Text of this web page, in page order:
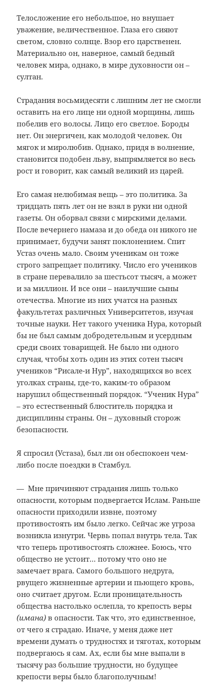
Телосложение его небольшое, но внушает
уважение, величественное. Глаза его сияют
светом, словно солнце. Взор его царственен.
Материально он, наверное, самый бедный
человек мира, однако, в мире духовности он –
султан.
Страдания восьмидесяти с лишним лет не смогли
оставить на его лице ни одной морщины, лишь
побелив его волосы. Лицо его светлое. Бороды
нет. Он энергичен, как молодой человек. Он
мягок и миролюбив. Однако, придя в волнение,
становится подобен льву, выпрямляется во весь
рост и говорит, как самый великий из царей.
Его самая нелюбимая вещь – это политика. За
тридцать пять лет он не взял в руки ни одной
газеты. Он оборвал связи с мирскими делами.
После вечернего намаза и до обеда он никого не
принимает, будучи занят поклонением. Спит
Устаз очень мало. Своим ученикам он тоже
строго запрещает политику. Число его учеников
в стране перевалило за шестьсот тысяч, а может
и за миллион. И все они – наилучшие сыны
отечества. Многие из них учатся на разных
факультетах различных Университетов, изучая
точные науки. Нет такого ученика Нура, который
бы не был самым добродетельным и усердным
среди своих товарищей. Не было ни одного
случая, чтобы хоть один из этих сотен тысяч
учеников “Рисале-и Нур”, находящихся во всех
уголках страны, где-то, каким-то образом
нарушил общественный порядок. “Ученик Нура”
– это естественный блюститель порядка и
дисциплины страны. Он – духовный сторож
безопасности.
Я спросил (Устаза), был ли он обеспокоен чем-
либо после поездки в Стамбул.
— Мне причиняют страдания лишь только
опасности, которым подвергается Ислам. Раньше
опасности приходили извне, поэтому
противостоять им было легко. Сейчас же угроза
возникла изнутри. Червь попал внутрь тела. Так
что теперь противостоять сложнее. Боюсь, что
общество не устоит… потому что оно не
замечает врага. Самого большого недруга,
рвущего жизненные артерии и пьющего кровь,
оно считает другом. Если проницательность
общества настолько ослепла, то крепость веры
(имана) в опасности. Так что, это единственное,
от чего я страдаю. Иначе, у меня даже нет
времени думать о трудностях и тяготах, которым
подвергаюсь я сам. Ах, если бы мне выпали в
тысячу раз большие трудности, но будущее
крепости веры было благополучным!